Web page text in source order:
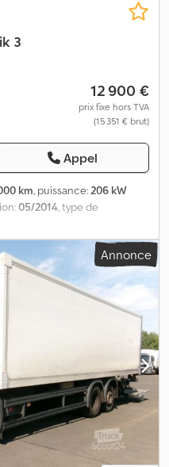
3
12 900 €
prix fixe hors TVA
(15 351 € brut)
Appel
km, puissance:206 kW
05/2014, type de
kg
automatique, classe
11 100 mm, largeur totale:
, volume de l'espace de
de chargement:9 050
, hauteur de
2014
hayon élévateur
, * Caisson
chargement : 9 050 x 2 500
000 kg * Plancher en
* Cabine courte *
Afezrithjtoha * Essieu
Sièges chauffants * Blocage
à 3 pédales *
: mauvais
Annonce